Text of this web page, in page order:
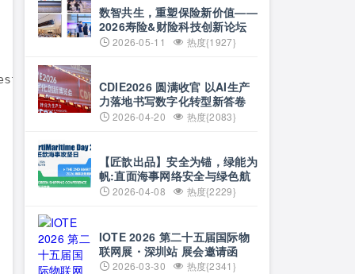
........   //服务器准备就绪
数智共生，重塑保险新价值——
2026寿险&财险科技创新论坛
即将启幕
2026-05-11 热度{1927}
CDIE2026 圆满收官 以AI生产
力落地书写数字化转型新答卷
2026-04-20 热度{2083}
【匠歆出品】安全为锚，绿能为
帆:直面海事网络安全与绿色航
运的双重挑战@The
2026-04-08 热度{2229}
IOTE 2026 第二十五届国际物
联网展・深圳站 展会邀请函
2026-03-30 热度{2341}